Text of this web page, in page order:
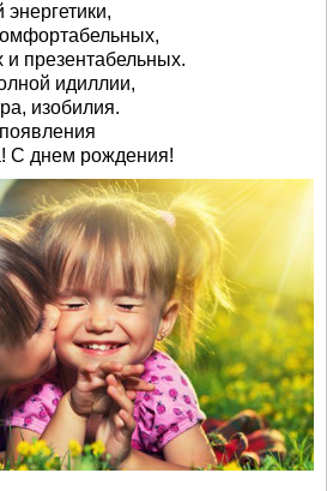
и презентабельных.
идиллии,
изобилия.
С днем рождения!